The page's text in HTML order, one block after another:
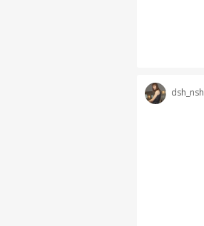
dsh_nsh